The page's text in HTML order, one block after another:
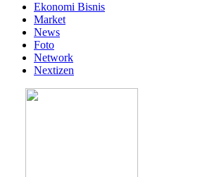
Ekonomi Bisnis
Market
News
Foto
Network
Nextizen